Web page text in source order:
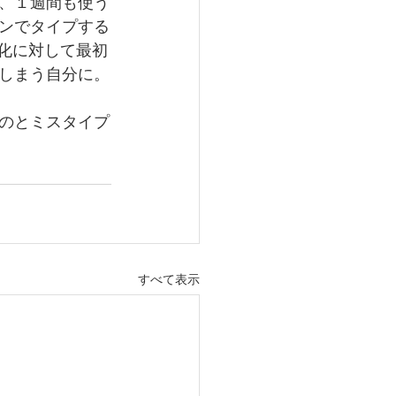
でタイプする
に対して最初
まう自分に。
とミスタイプ
すべて表示